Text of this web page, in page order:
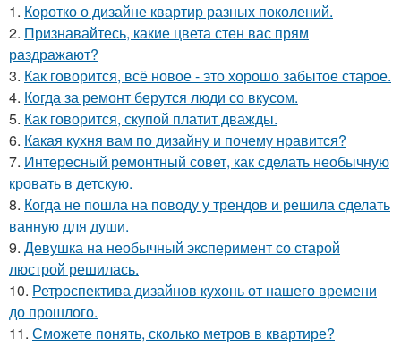
1. Коротко о дизайне квартир разных поколений.
2. Признавайтесь, какие цвета стен вас прям
раздражают?
3. Как говорится, всё новое - это хорошо забытое старое.
4. Когда за ремонт берутся люди со вкусом.
5. Как говорится, скупой платит дважды.
6. Какая кухня вам по дизайну и почему нравится?
7. Интересный ремонтный совет, как сделать необычную
кровать в детскую.
8. Когда не пошла на поводу у трендов и решила сделать
ванную для души.
9. Девушка на необычный эксперимент со старой
люстрой решилась.
10. Ретроспектива дизайнов кухонь от нашего времени
до прошлого.
11. Сможете понять, сколько метров в квартире?